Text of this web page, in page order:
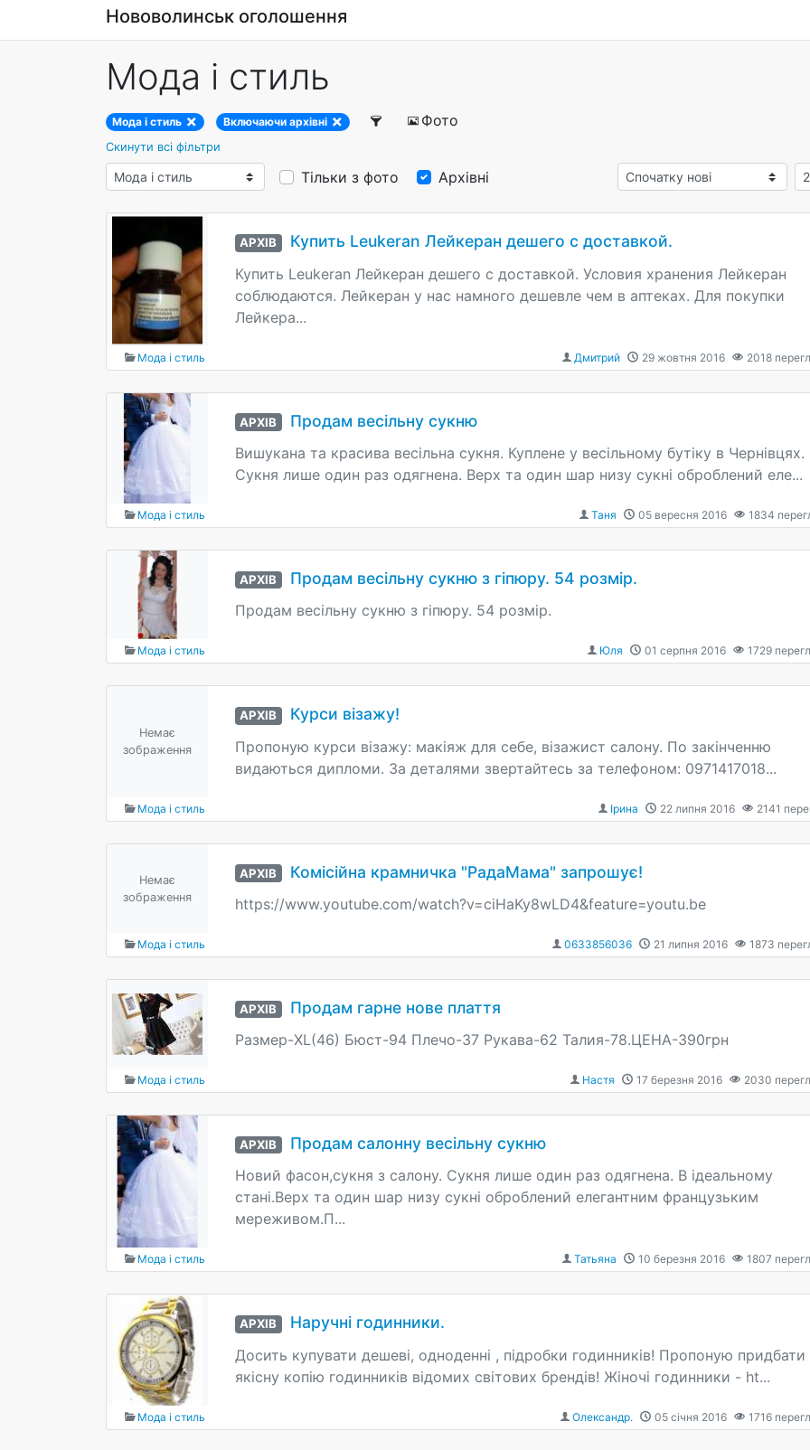
Нововолинськ оголошення
Мода і стиль
Мода і стиль Включаючи архівні Фото
Скинути всі фільтри
Тільки з фото Архівні
АРХІВ Купить Leukeran Лейкеран дешего с доставкой.
Купить Leukeran Лейкеран дешего с доставкой. Условия хранения Лейкеран
соблюдаются. Лейкеран у нас намного дешевле чем в аптеках. Для покупки
Лейкера...
Мода і стиль 2018
29 жовтня 2016
Дмитрий
АРХІВ Продам весільну сукню
Вишукана та красива весільна сукня. Куплене у весільному бутіку в Чернівцях.
Сукня лише один раз одягнена. Верх та один шар низу сукні оброблений еле...
Мода і стиль 1834
05 вересня 2016
Таня
АРХІВ Продам весільну сукню з гіпюру. 54 розмір.
Продам весільну сукню з гіпюру. 54 розмір.
Мода і стиль 1729
01 серпня 2016
Юля
Немає
зображення
АРХІВ Курси візажу!
Пропоную курси візажу: макіяж для себе, візажист салону. По закінченню
видаються дипломи. За деталями звертайтесь за телефоном: 0971417018...
Мода і стиль 2141
22 липня 2016
Ірина
Немає
зображення
АРХІВ Комісійна крамничка "РадаМама" запрошує!
https://www.youtube.com/watch?v=ciHaKy8wLD4&feature=youtu.be
Мода і стиль 1873
21 липня 2016
0633856036
АРХІВ Продам гарне нове плаття
Размер-XL(46) Бюст-94 Плечо-37 Рукава-62 Талия-78.ЦЕНА-390грн
Мода і стиль 2030
17 березня 2016
Настя
АРХІВ Продам салонну весільну сукню
Новий фасон,сукня з салону. Сукня лише один раз одягнена. В ідеальному
стані.Верх та один шар низу сукні оброблений елегантним французьким
мереживом.П...
Мода і стиль 1807
10 березня 2016
Татьяна
АРХІВ Наручні годинники.
Досить купувати дешеві, одноденні , підробки годинників! Пропоную придбати
якісну копію годинників відомих світових брендів! Жіночі годинники - ht...
Мода і стиль 1716
05 січня 2016
Олександр.